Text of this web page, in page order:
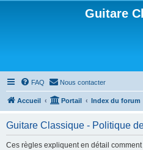
Guitare
FAQ Nous contacter
Accueil Portail Index du forum
Guitare Classique - Politique
Ces règles expliquent en détail